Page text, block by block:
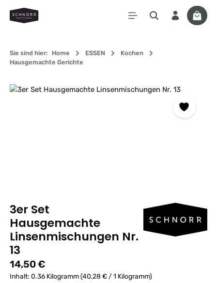
Zum Hauptinhalt springen
Sie sind hier: Home ESSEN
Kochen
Hausgemachte Gerichte
Bildergalerie überspringen
3er Set
Hausgemachte
Linsenmischungen Nr.
13
Regulärer Preis:
14,50 €
Inhalt: 0.36 Kilogramm(40,28 € / 1 Kilogramm)